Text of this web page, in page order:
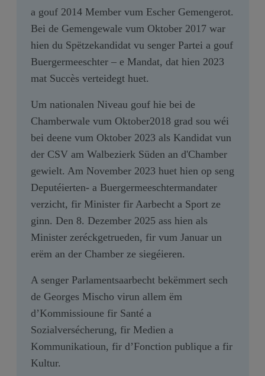
media
links
a gouf 2014 Member vum Escher Gemengerot.
Bei de Gemengewale vum Oktober 2017 war
hien du Spëtzekandidat vu senger Partei a gouf
Buergermeeschter – e Mandat, dat hien 2023
mat Succès verteidegt huet.
Um nationalen Niveau gouf hie bei de
Chamberwale vum Oktober2018 grad sou wéi
bei deene vum Oktober 2023 als Kandidat vun
der CSV am Walbezierk Süden an d'Chamber
gewielt. Am November 2023 huet hien op seng
Deputéierten- a Buergermeeschtermandater
verzicht, fir Minister fir Aarbecht a Sport ze
ginn. Den 8. Dezember 2025 ass hien als
Minister zeréckgetrueden, fir vum Januar un
erëm an der Chamber ze siegéieren.
A senger Parlamentsaarbecht bekëmmert sech
de Georges Mischo virun allem ëm
d’Kommissioune fir Santé a
Sozialversécherung, fir Medien a
Kommunikatioun, fir d’Fonction publique a fir
Kultur.